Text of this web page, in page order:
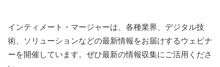
インティメート・マージャーは、各種業界、デジタル技
術、ソリューションなどの最新情報をお届けするウェビナ
ーを開催しています。ぜひ最新の情報収集にご活用くださ